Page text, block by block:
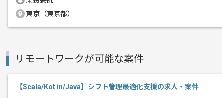
エージェントからのコ
メント東京（東京都）
リモートワークが可能な案件
【Scala/Kotlin/Java】シフト管理最適化支援の求人・案件